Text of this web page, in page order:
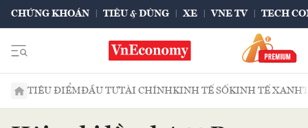
CHỨNG KHOÁN TIÊU & DÙNG XE VNE TV TECH
TIÊU ĐIỂMĐẦU TƯTÀI CHÍNHKINH TẾ SỐKINH TẾ XANH